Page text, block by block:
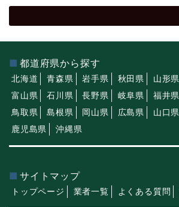
都道府県から探す
北海道 青森県 岩手県 秋田県 山形県
富山県
石川県 長野県 岐阜県 福井県
鳥取県
島根県 岡山県 広島県 山口県
鹿児島県
沖縄県
サイトマップ
トップページ 業者一覧 よくある質問